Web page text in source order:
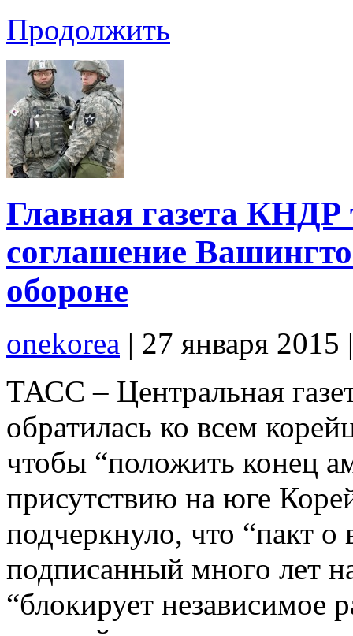
Продолжить
Главная газета КНДР
соглашение
обороне
onekorea | 27 января 2015
ТАСС – Центральная
обратилась ко всем
чтобы “положить конец
присутствию на юге
подчеркнуло, что “пакт
подписанный много лет
“блокирует